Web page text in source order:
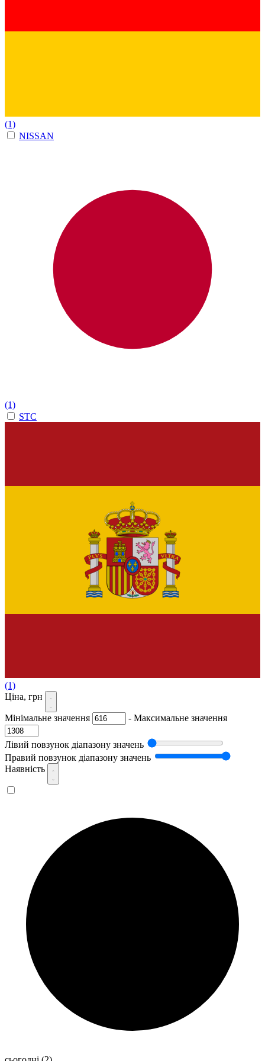
(1)
NISSAN
(1)
STC
(1)
Ціна, грн
Мінімальне значення - Максимальне значення
Лівий повзунок діапазону значень
Правий повзунок діапазону значень
Наявність